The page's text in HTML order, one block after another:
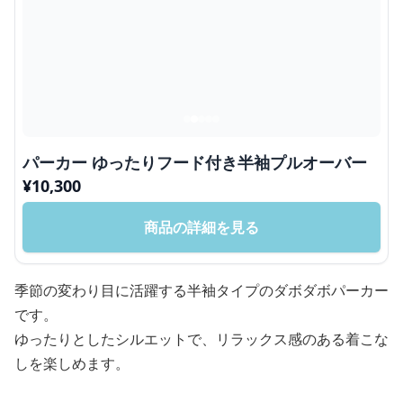
パーカー ゆったりフード付き半袖プルオーバー
¥10,300
商品の詳細を見る
季節の変わり目に活躍する半袖タイプのダボダボパーカー
です。
ゆったりとしたシルエットで、リラックス感のある着こな
しを楽しめます。